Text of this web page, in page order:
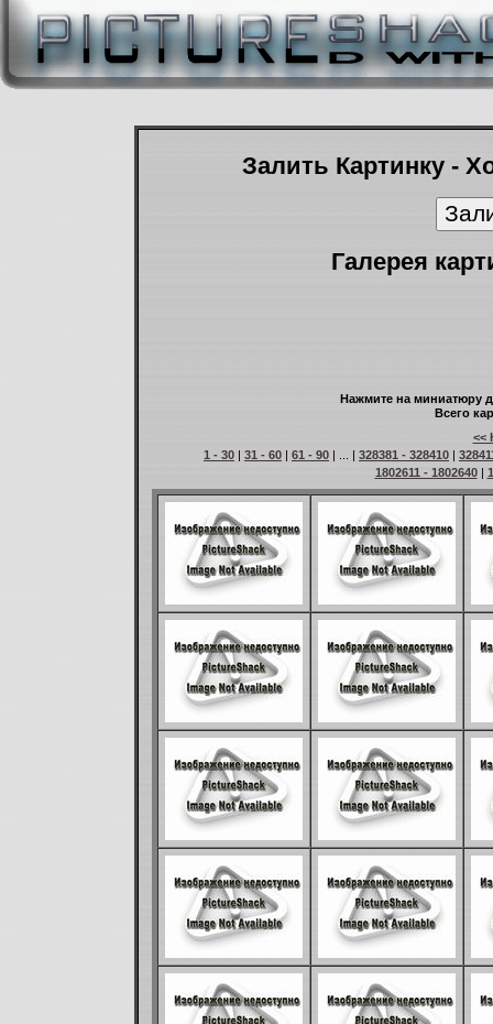
Залить Картинку -
Галерея
Нажмите на миниатюру
Всего
<<
1 - 30 | 31 - 60 | 61 - 90 | ... | 328381 - 328410 |
1802611 - 1802640|